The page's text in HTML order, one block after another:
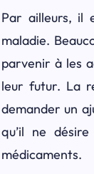
Par ailleurs, il
maladie.
parvenir à les
leur futur. La
demander un
qu’il ne
médicaments.